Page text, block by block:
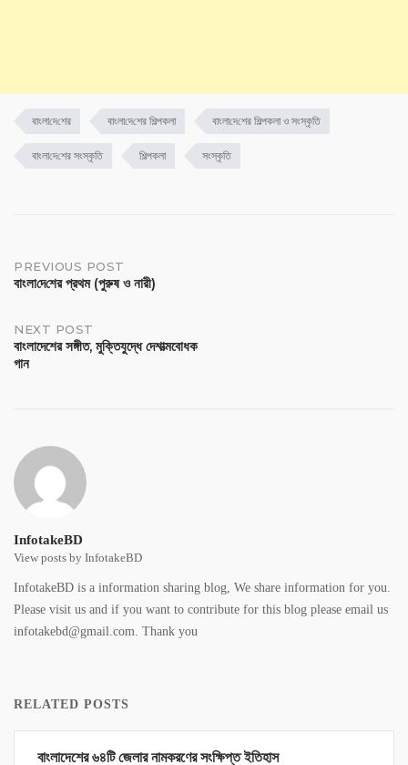
বাংলা‌দে‌শের বাংলা‌দে‌শের শিল্পকলা বাংলা‌দে‌শের শিল্পকলা ও সংস্কৃ‌তি
বাংলা‌দে‌শের সংস্কৃ‌তি শিল্পকলা সংস্কৃ‌তি
PREVIOUS POST
বাংলা‌দে‌শের প্রথম (পুরুষ ও নারী)
NEXT POST
বাংলাদেশের সঙ্গীত, মুক্তিযুদ্ধে দেশাত্মবোধক
গান
InfotakeBD
View posts by InfotakeBD
InfotakeBD is a information sharing blog, We share information for you.
Please visit us and if you want to contribute for this blog please email us
infotakebd@gmail.com. Thank you
RELATED POSTS
বাংলাদেশের ৬৪টি জেলার নামকরণের সংক্ষিপ্ত ইতিহাস